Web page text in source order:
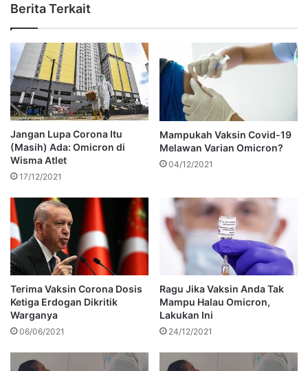
Berita Terkait
Jangan Lupa Corona Itu
(Masih) Ada: Omicron di
Wisma Atlet
17/12/2021
Mampukah Vaksin Covid-19
Melawan Varian Omicron?
04/12/2021
Terima Vaksin Corona Dosis
Ketiga Erdogan Dikritik
Warganya
06/06/2021
Ragu Jika Vaksin Anda Tak
Mampu Halau Omicron,
Lakukan Ini
24/12/2021